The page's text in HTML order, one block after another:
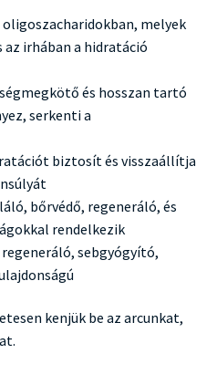
oligoszacharidokban, melyek
irhában a hidratáció
és hosszan tartó
serkenti a
biztosít és visszaállítja
bőrvédő, regeneráló, és
rendelkezik
sebgyógyító,
kenjük be az arcunkat,